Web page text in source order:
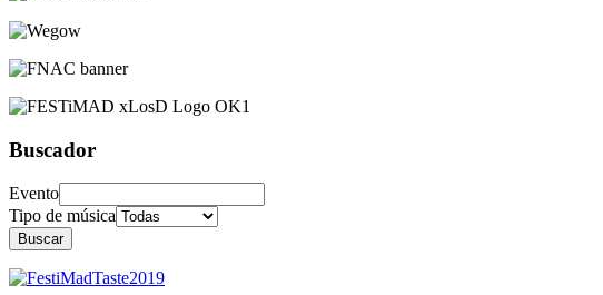
Buscador
Evento
Tipo de música
Buscar